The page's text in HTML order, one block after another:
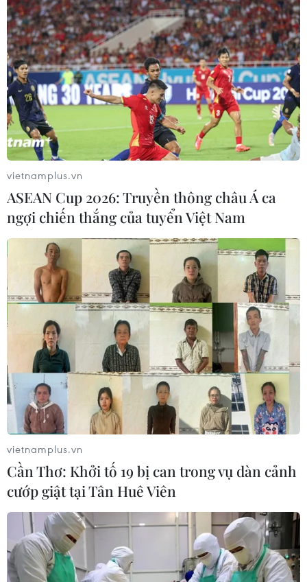
vietnamplus.vn
ASEAN Cup 2026: Truyền thông châu Á ca
ngợi chiến thắng của tuyển Việt Nam
vietnamplus.vn
Cần Thơ: Khởi tố 19 bị can trong vụ dàn cảnh
cướp giật tại Tân Huê Viên